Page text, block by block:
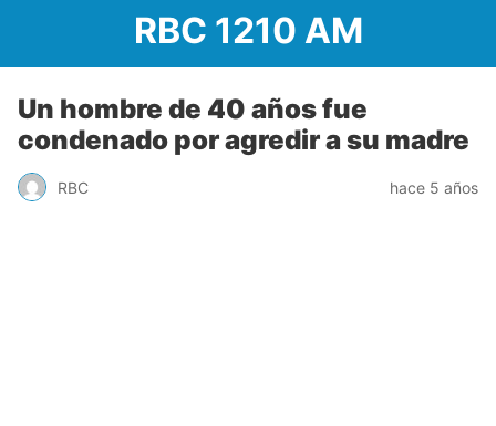
RBC 1210 AM
Un hombre de 40 años fue
condenado por agredir a su madre
RBC hace 5 años